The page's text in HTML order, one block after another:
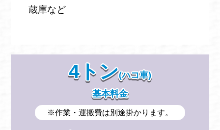
蔵庫など
4トン(ハコ車)
基本料金
※作業・運搬費は別途掛かります。